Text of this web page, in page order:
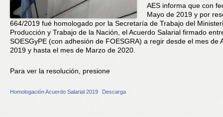
AES informa que con
Mayo de 2019 y por
664/2019 fué homologado por la Secretaría de Trabajo del
Producción y Trabajo de la Nación, el Acuerdo Salarial firmado
SOESGyPE (con adhesión de FOESGRA) a regir desde el mes de
2019 y hasta el mes de Marzo de 2020.
Para ver la resolución, presione
Homologación Acuerdo Salarial 2019 Descarga